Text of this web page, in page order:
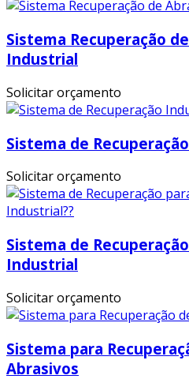
Sistema Recuperação
Industrial
Solicitar orçamento
Sistema de
Solicitar orçamento
Sistema de
Industrial
Solicitar orçamento
Sistema para
Abrasivos